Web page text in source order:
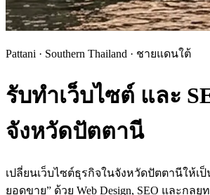
Pattani · Southern Thailand · ชายแดนใต้
รับทำเว็บไซต์ และ
จังหวัดปัตตานี
เปลี่ยนเว็บไซต์ธุรกิจในจังหวัดปัตตานีให้เป็
ยอดขาย” ด้วย Web Design, SEO และกลยุ